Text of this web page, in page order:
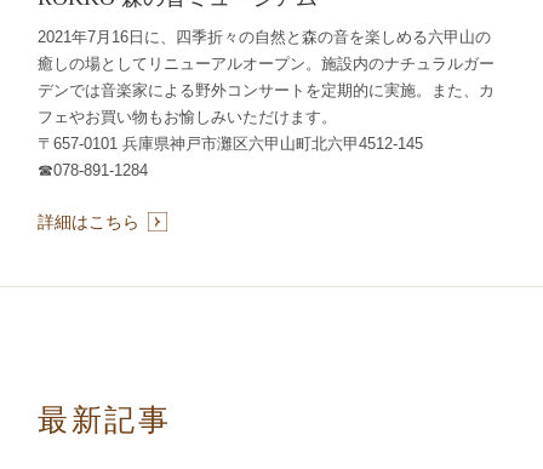
2021年7月16日に、四季折々の自然と森の音を楽しめる六甲山の
癒しの場としてリニューアルオープン。施設内のナチュラルガー
デンでは音楽家による野外コンサートを定期的に実施。また、カ
フェやお買い物もお愉しみいただけます。
〒657-0101 兵庫県神戸市灘区六甲山町北六甲4512-145
☎078-891-1284
詳細はこちら
最新記事